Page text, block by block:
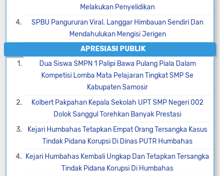
Melakukan Penyelidikan
SPBU Pangururan Viral. Langgar Himbauan Sendiri Dan
Mendahulukan Mengisi Jerigen
APRESIASI PUBLIK
Dua Siswa SMPN 1 Palipi Bawa Pulang Piala Dalam
Kompetisi Lomba Mata Pelajaran Tingkat SMP Se
Kabupaten Samosir
Kolbert Pakpahan Kepala Sekolah UPT SMP Negeri 002
Dolok Sanggul Torehkan Banyak Prestasi
Kejari Humbahas Tetapkan Empat Orang Tersangka Kasus
Tindak Pidana Korupsi Di Dinas PUTR Humbahas
Kejari Humbahas Kembali Ungkap Dan Tetapkan Tersangka
Tindak Pidana Korupsi Di Humbahas